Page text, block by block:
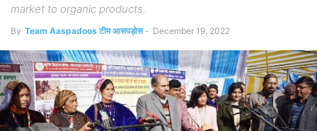
market to organic products.
By Team Aaspadoos टीम आसपड़ोस - December 19, 2022